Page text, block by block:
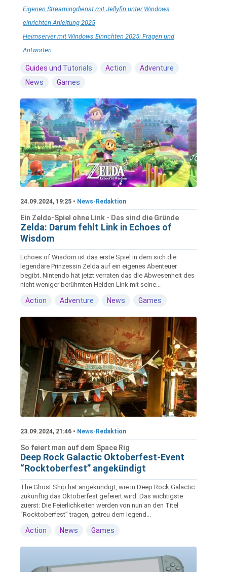
Eigenen Streamingdienst mit Jellyfin unter Windows
einrichten Anleitung 2025
Heimserver mit Windows Einrichten 2025: Fragen und
Antworten
Guides und Tutorials Action
Adventure
News
Games
24.09.2024, 19:25 • News-Redaktion
Ein Zelda-Spiel ohne Link - Das sind die Gründe
Zelda: Darum fehlt Link in Echoes of
Wisdom
Echoes of Wisdom ist das erste Spiel in dem sich die
legendäre Prinzessin Zelda auf ein eigenes Abenteuer
begibt. Nintendo hat jetzt verraten das die Abwesenheit des
nicht weniger berühmten Helden Link mit seine...
Action Adventure News Games
23.09.2024, 21:46 • News-Redaktion
So feiert man auf dem Space Rig
Deep Rock Galactic Oktoberfest-Event
“Rocktoberfest” angekündigt
The Ghost Ship hat angekündigt, wie in Deep Rock Galactic
zukünftig das Oktoberfest gefeiert wird. Das wichtigste
zuerst: Die Feierlichkeiten werden von nun an den Titel
“Rocktoberfest” tragen, getreu dem legend...
Action News Games